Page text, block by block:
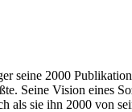
2000
Seine Vision eines
sie ihn 2000 von